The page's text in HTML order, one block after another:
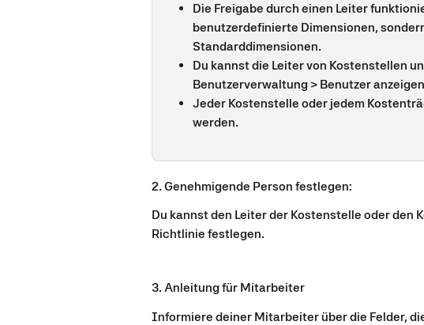
Die Freigabe durch einen Leiter
benutzerdefinierte Dimensionen,
Standarddimensionen.
Du kannst die Leiter von Kostenstellen
Benutzerverwaltung > Benutzer
Jeder Kostenstelle oder jedem
werden.
2. Genehmigende Person festlegen:
Du kannst den Leiter der Kostenstelle oder den
Richtlinie festlegen.
3. Anleitung für Mitarbeiter
Informiere deiner Mitarbeiter über die Felder,